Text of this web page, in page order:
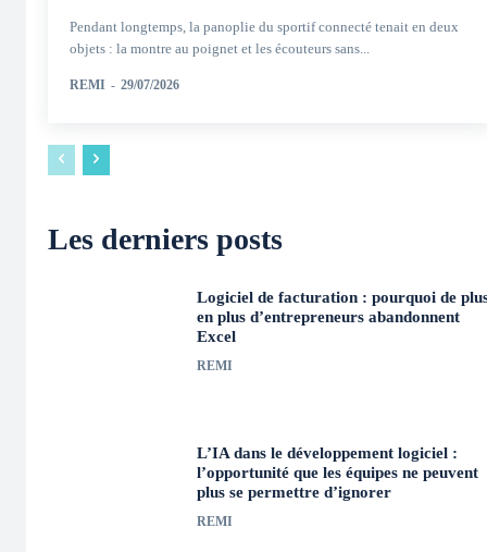
Pendant longtemps, la panoplie du sportif connecté tenait en deux
objets : la montre au poignet et les écouteurs sans...
REMI - 29/07/2026
Les derniers posts
Logiciel de facturation : pourquoi de
en plus d’entrepreneurs abandonnent
Excel
REMI
L’IA dans le développement logiciel :
l’opportunité que les équipes ne peuvent
plus se permettre d’ignorer
REMI